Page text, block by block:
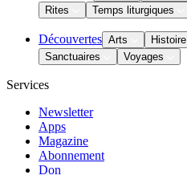
Rites
Temps liturgiques
Découvertes Arts Histoire
Sanctuaires
Voyages
Services
Newsletter
Apps
Magazine
Abonnement
Don